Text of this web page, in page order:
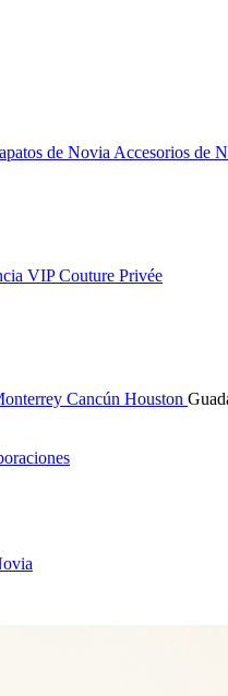
de Novia Accesorios de
VIPCouture Privée
Cancún Houston